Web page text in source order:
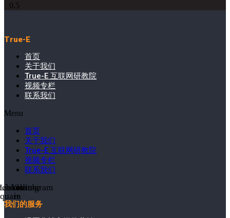
True-E
首页
关于我们
True-E 互联网研教院
视频专栏
联系我们
Menu
首页
关于我们
True-E 互联网研教院
视频专栏
联系我们
in
Youtube
Instagram
我们的服务